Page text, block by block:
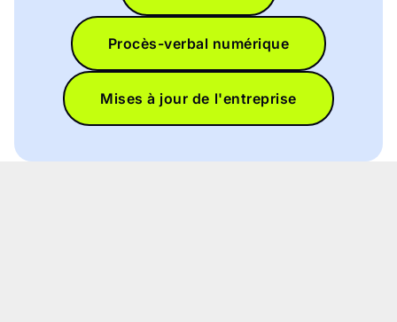
Procès-verbal numérique
Mises à jour de l'entreprise